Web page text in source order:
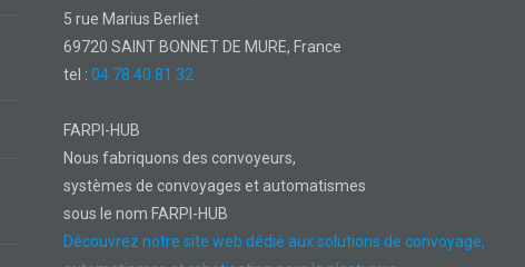
5 rue Marius Berliet
69720 SAINT BONNET DE MURE, France
tel : 04 78 40 81 32
FARPI-HUB
Nous fabriquons des convoyeurs,
systèmes de convoyages et automatismes
sous le nom FARPI-HUB
Découvrez notre site web dédié aux solutions de convoyage,